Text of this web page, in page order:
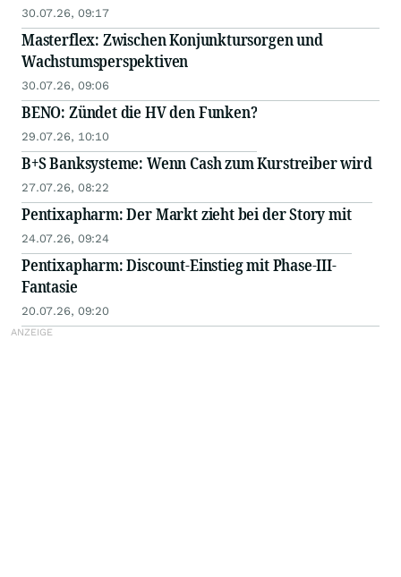
30.07.26, 09:17
Masterflex: Zwischen Konjunktursorgen und
Wachstumsperspektiven
30.07.26, 09:06
BENO: Zündet die HV den Funken?
29.07.26, 10:10
B+S Banksysteme: Wenn Cash zum Kurstreiber wird
27.07.26, 08:22
Pentixapharm: Der Markt zieht bei der Story mit
24.07.26, 09:24
Pentixapharm: Discount-Einstieg mit Phase-III-
Fantasie
20.07.26, 09:20